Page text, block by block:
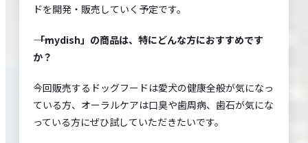
ドを開発・販売していく予定です。
―― 「mydish」の商品は、特にどんな方におすすめです
か？
今回販売するドッグフードは愛犬の健康全般が気になっ
ている方、オーラルケアは口臭や歯周病、歯石が気にな
っている方にぜひ試していただきたいです。